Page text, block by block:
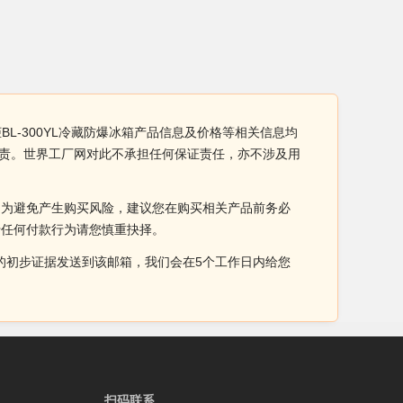
300YL冷藏防爆冰箱产品信息及价格等相关信息均
。世界工厂网对此不承担任何保证责任，亦不涉及用
避免产生购买风险，建议您在购买相关产品前务必
何付款行为请您慎重抉择。
步证据发送到该邮箱，我们会在5个工作日内给您